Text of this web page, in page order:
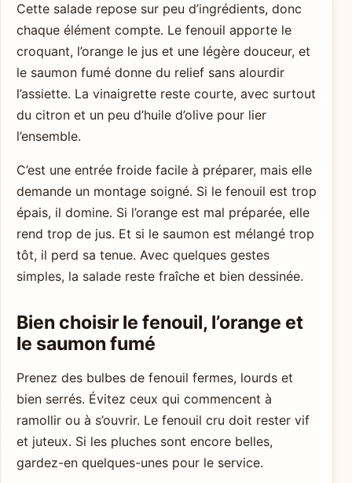
Cette salade repose sur peu d’ingrédients, donc
chaque élément compte. Le fenouil apporte le
croquant, l’orange le jus et une légère douceur, et
le saumon fumé donne du relief sans alourdir
l’assiette. La vinaigrette reste courte, avec surtout
du citron et un peu d’huile d’olive pour lier
l’ensemble.
C’est une entrée froide facile à préparer, mais elle
demande un montage soigné. Si le fenouil est trop
épais, il domine. Si l’orange est mal préparée, elle
rend trop de jus. Et si le saumon est mélangé trop
tôt, il perd sa tenue. Avec quelques gestes
simples, la salade reste fraîche et bien dessinée.
Bien choisir le fenouil, l’orange et
le saumon fumé
Prenez des bulbes de fenouil fermes, lourds et
bien serrés. Évitez ceux qui commencent à
ramollir ou à s’ouvrir. Le fenouil cru doit rester vif
et juteux. Si les pluches sont encore belles,
gardez-en quelques-unes pour le service.